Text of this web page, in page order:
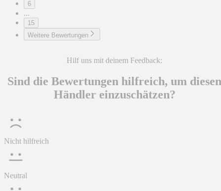
6
...
15
Weitere Bewertungen
Hilf uns mit deinem Feedback:
Sind die Bewertungen hilfreich, um diesen
Händler einzuschätzen?
Nicht hilfreich
Neutral